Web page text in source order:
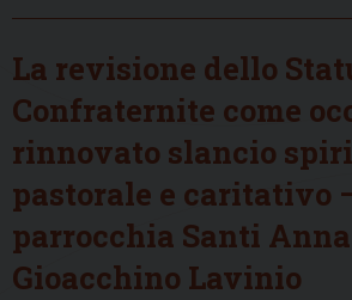
La revisione dello
Confraternite come
rinnovato slancio
pastorale e caritativo
parrocchia Santi
Gioacchino Lavinio